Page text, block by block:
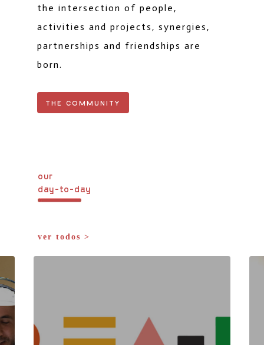
the intersection of people,
activities and projects, synergies,
partnerships and friendships are
born.
THE COMMUNITY
our
day-to-day
ver todos >